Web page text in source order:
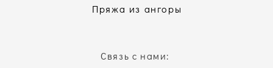
Пряжа из ангоры
Связь с нами: